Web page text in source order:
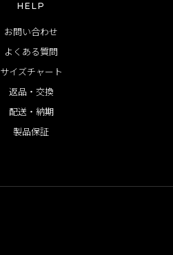
HELP
お問い合わせ
よくある質問
サイズチャート
返品・交換
配送・納期
製品保証